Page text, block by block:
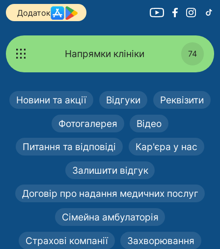
Додаток
Напрямки клініки 74
Новини та акції Відгуки Реквізити
Фотогалерея Відео
Питання та відповіді Кар'єра у нас
Залишити відгук
Договір про надання медичних послуг
Сімейна амбулаторія
Страхові компанії Захворювання